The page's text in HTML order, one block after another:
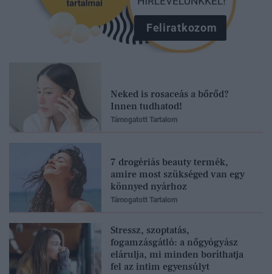
Feliratkozom
Neked is rosaceás a bőrőd?
Innen tudhatod!
Támogatott Tartalom
7 drogériás beauty termék,
amire most szükséged van egy
könnyed nyárhoz
Támogatott Tartalom
Stressz, szoptatás,
fogamzásgátló: a nőgyógyász
elárulja, mi minden boríthatja
fel az intim egyensúlyt